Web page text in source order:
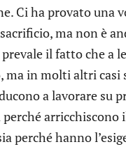
Ci ha provato una
ma non è
il fatto che a
ma in molti altri casi
a lavorare su
arricchiscono
perché hanno